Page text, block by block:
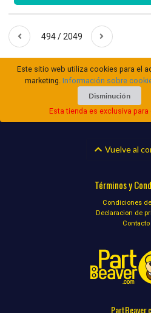
494 / 2049
Este sitio web utiliza cookies para el
marketing. Información sobre
Disminución
Esta tienda es exclusiva
Vuelve al
Términos y
Condiciones
Declaracion de
Contacto